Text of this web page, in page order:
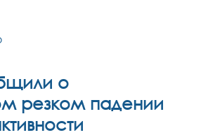
о
резком падении